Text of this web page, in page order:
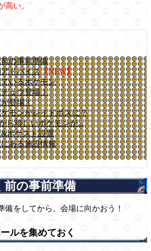
高い。
の事前準備
ドバイス【NEW】
いるポケモン
ュウ登場！
登場！
モンがレイドボスに？
ら珍しいポケモンが...
ポケスト設置
ある施設情報
前の事前準備
備をしてから、会場に向かおう！
ルを集めておく